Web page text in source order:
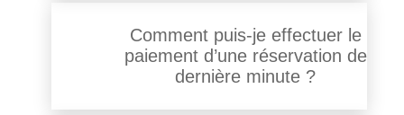
Comment puis-je effectuer le
paiement d’une réservation de
dernière minute ?